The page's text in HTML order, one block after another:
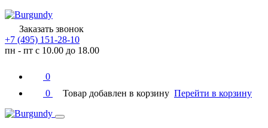
Заказать звонок
+7 (495) 151-28-10
пн - пт с 10.00 до 18.00
0
0
Товар добавлен в корзину Перейти в корзину